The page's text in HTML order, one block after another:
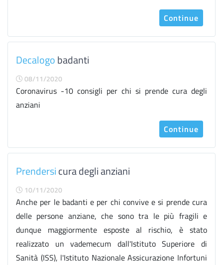
Continue
Decalogobadanti
08/11/2020
Coronavirus -10 consigli per chi si prende cura degli
anziani
Continue
Prendersicura degli anziani
10/11/2020
Anche per le badanti e per chi convive e si prende cura
delle persone anziane, che sono tra le più fragili e
dunque maggiormente esposte al rischio, è stato
realizzato un vademecum dall'Istituto Superiore di
Sanità (ISS), l'Istituto Nazionale Assicurazione Infortuni